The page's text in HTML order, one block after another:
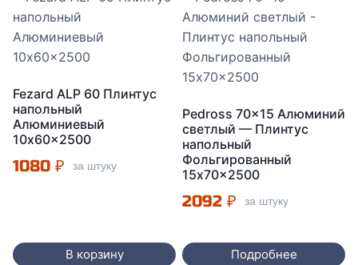
Fezard ALP 60 Плинтус
напольный
Алюминиевый
10x60x2500
1080 ₽ за штуку
В корзину
Pedross 70×15 Алюминий
светлый — Плинтус
напольный
Фольгированный
15x70x2500
2092 ₽ за штуку
Подробнее